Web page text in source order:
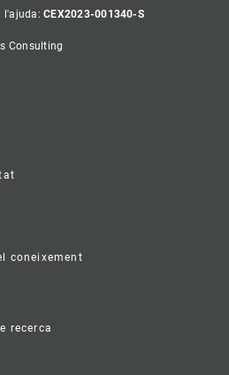
l'ajuda:CEX2023-001340-S
Consulting
coneixement
recerca